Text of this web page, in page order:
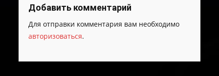
по
записям
Добавить комментарий
Для отправки комментария вам необходимо
авторизоваться.